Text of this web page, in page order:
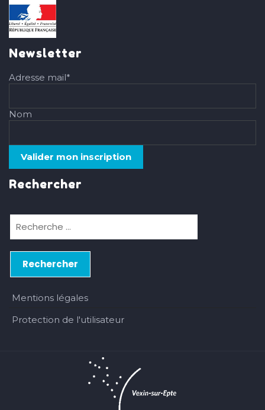
Newsletter
Adresse mail*
Nom
Rechercher
Mentions légales
Protection de l'utilisateur